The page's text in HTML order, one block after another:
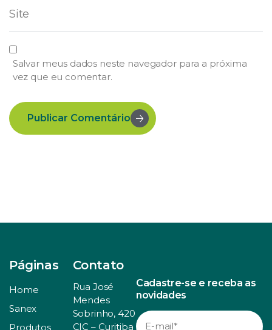
Salvar meus dados neste navegador para a próxima
vez que eu comentar.
Publicar Comentário
Páginas
Home
Sanex
Produtos
Contato
Rua José
Mendes
Sobrinho, 420
CIC – Curitiba
Cadastre-se e receba as
novidades